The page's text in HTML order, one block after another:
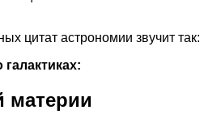
цитат астрономии звучит так:
материи